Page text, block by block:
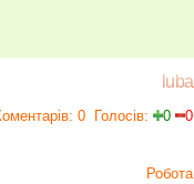
luba
0 Голосів: 0 0
Робота